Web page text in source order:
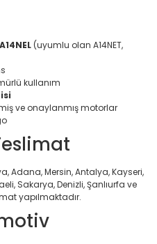
(uyumlu olan A14NET,
kullanım
ve onaylanmış motorlar
Adana, Mersin, Antalya, Kayseri,
Sakarya, Denizli, Şanlıurfa ve
yapılmaktadır.